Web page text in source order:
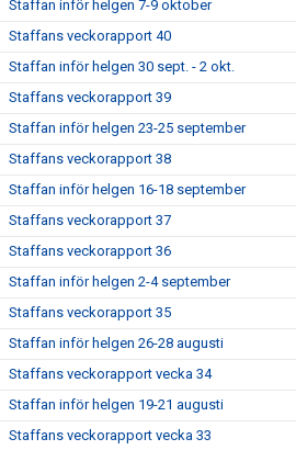
Staffan inför helgen 7-9 oktober
Staffans veckorapport 40
Staffan inför helgen 30 sept. - 2 okt.
Staffans veckorapport 39
Staffan inför helgen 23-25 september
Staffans veckorapport 38
Staffan inför helgen 16-18 september
Staffans veckorapport 37
Staffans veckorapport 36
Staffan inför helgen 2-4 september
Staffans veckorapport 35
Staffan inför helgen 26-28 augusti
Staffans veckorapport vecka 34
Staffan inför helgen 19-21 augusti
Staffans veckorapport vecka 33